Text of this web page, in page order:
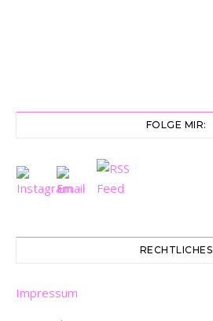
FOLGE MIR:
RECHTLICHES
Impressum